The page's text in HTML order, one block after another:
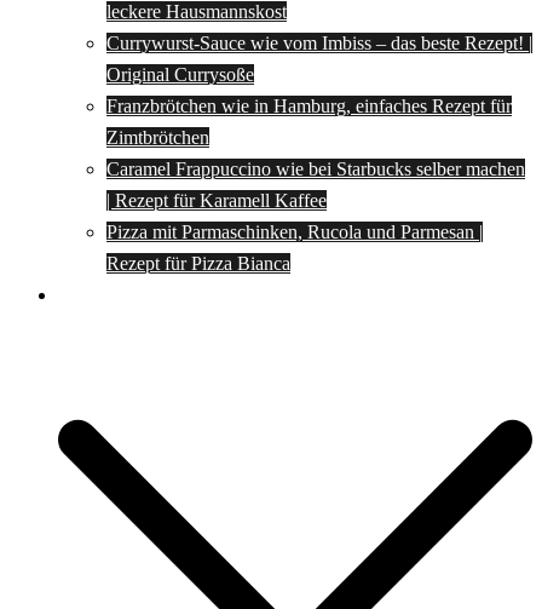
leckere Hausmannskost
Currywurst-Sauce wie vom Imbiss – das beste Rezept! |
Original Currysoße
Franzbrötchen wie in Hamburg, einfaches Rezept für
Zimtbrötchen
Caramel Frappuccino wie bei Starbucks selber machen
| Rezept für Karamell Kaffee
Pizza mit Parmaschinken, Rucola und Parmesan |
Rezept für Pizza Bianca